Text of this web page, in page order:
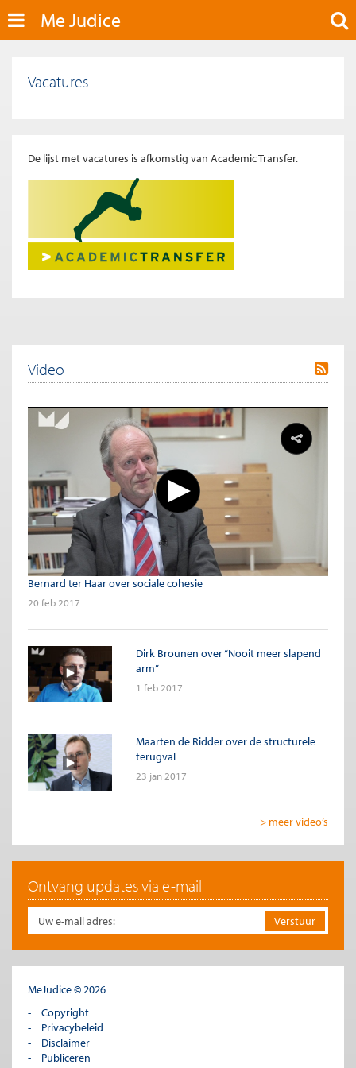
Me Judice
Vacatures
De lijst met vacatures is afkomstig van Academic Transfer.
Video
Bernard ter Haar over sociale cohesie
20 feb 2017
Dirk Brounen over “Nooit meer slapend
arm”
1 feb 2017
Maarten de Ridder over de structurele
terugval
23 jan 2017
> meer video’s
Ontvang updates via e-mail
MeJudice © 2026
Copyright
Privacybeleid
Disclaimer
Publiceren